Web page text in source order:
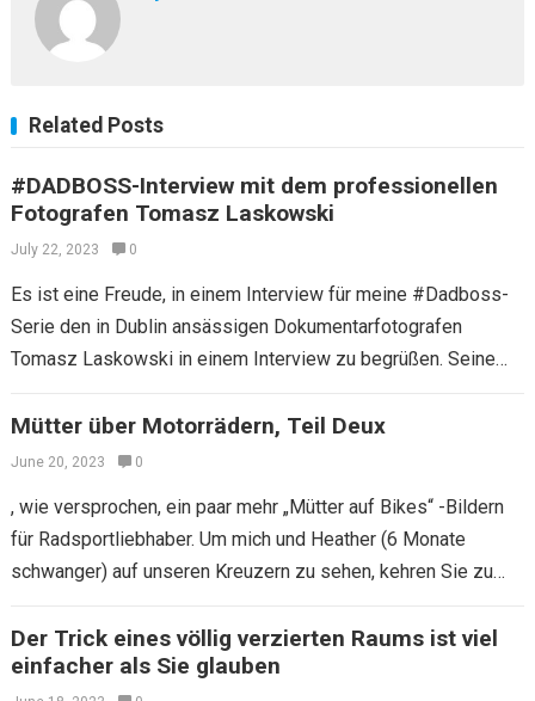
Related Posts
#DADBOSS-Interview mit dem professionellen
Fotografen Tomasz Laskowski
July 22, 2023 0
Es ist eine Freude, in einem Interview für meine #Dadboss-
Serie den in Dublin ansässigen Dokumentarfotografen
Tomasz Laskowski in einem Interview zu begrüßen. Seine
Mütter über Motorrädern, Teil Deux
June 20, 2023 0
, wie versprochen, ein paar mehr „Mütter auf Bikes“ -Bildern
für Radsportliebhaber. Um mich und Heather (6 Monate
schwanger) auf unseren Kreuzern zu sehen, kehren Sie zu
Der Trick eines völlig verzierten Raums ist viel
einfacher als Sie glauben